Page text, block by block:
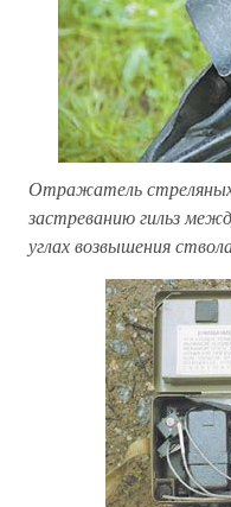
Отражатель стреляных
застреванию гильз
углах возвышения